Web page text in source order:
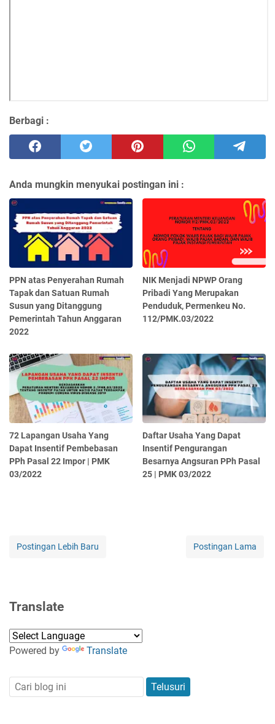
Berbagi :
Anda mungkin menyukai postingan ini :
PPN atas Penyerahan Rumah
Tapak dan Satuan Rumah
Susun yang Ditanggung
Pemerintah Tahun Anggaran
2022
NIK Menjadi NPWP Orang
Pribadi Yang Merupakan
Penduduk, Permenkeu No.
112/PMK.03/2022
72 Lapangan Usaha Yang
Dapat Insentif Pembebasan
PPh Pasal 22 Impor | PMK
03/2022
Daftar Usaha Yang Dapat
Insentif Pengurangan
Besarnya Angsuran PPh Pasal
25 | PMK 03/2022
Postingan Lebih Baru Postingan Lama
Translate
Powered by Translate